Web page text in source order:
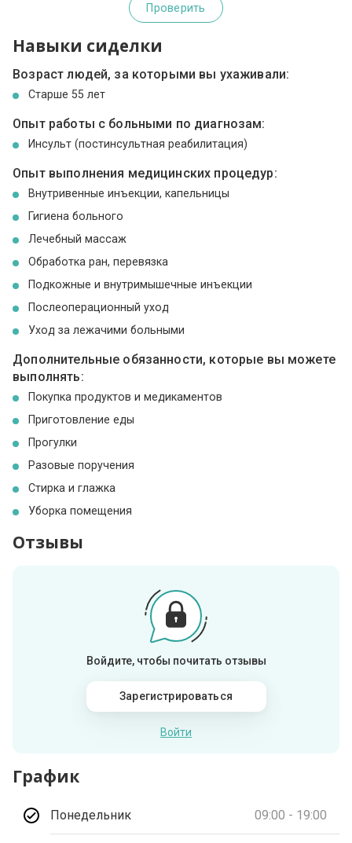
Проверить
Навыки сиделки
Возраст людей, за которыми вы ухаживали:
Cтарше 55 лет
Опыт работы с больными по диагнозам:
Инсульт (постинсультная реабилитация)
Опыт выполнения медицинских процедур:
Внутривенные инъекции, капельницы
Гигиена больного
Лечебный массаж
Обработка ран, перевязка
Подкожные и внутримышечные инъекции
Послеоперационный уход
Уход за лежачими больными
Дополнительные обязанности, которые вы можете
выполнять:
Покупка продуктов и медикаментов
Приготовление еды
Прогулки
Разовые поручения
Стирка и глажка
Уборка помещения
Отзывы
Войдите, чтобы почитать отзывы
Зарегистрироваться
Войти
График
Понедельник 09:00 - 19:00